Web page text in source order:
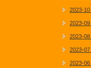
2023-10
2023-09
2023-08
2023-07
2023-06